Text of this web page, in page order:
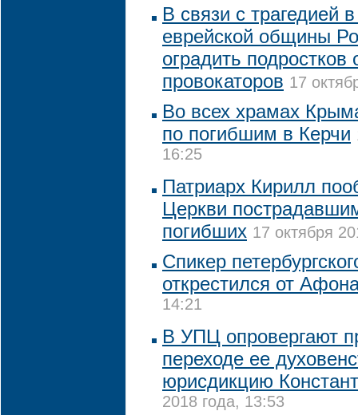
В связи с трагедией
еврейской общины
оградить подростков
провокаторов 17
Во всех храмах
по погибшим в Керчи
16:25
Патриарх Кирилл
Церкви
погибших 17 октября
Спикер
открестился от
14:21
В УПЦ опровергают
переходе ее
юрисдикцию
2018 года, 13:53